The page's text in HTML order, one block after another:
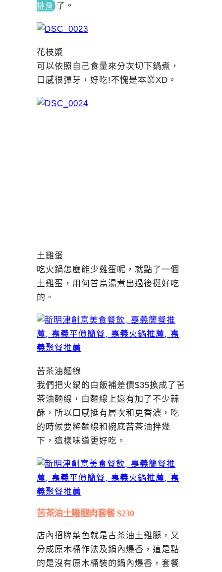
排骨 了 。
花枝漿
可以依照自己食量來分次切下鍋煮，
口感很彈牙，好吃!不愧是本業XD。
土雞蛋
吃火鍋怎麼能少雞蛋呢，就點了一個
土雞蛋，用何首烏湯煮出過後挺好吃
的。
苦茶油麵線
我們把火鍋的白飯補差價$35換成了苦
茶油麵線，白麵線上還有加了不少蒜
酥，所以口感挺有層次和更香濃，吃
的時候要將麵線和碗底苦茶油拌幾
下，這樣味道更好吃。
苦茶油土雞腿肉套餐 $230
店內招牌菜色就是古茶油土雞腿，又
分成原木桶作法及鍋內爆香，這是點
的是沒有原木桶裝的鍋內爆香，套餐